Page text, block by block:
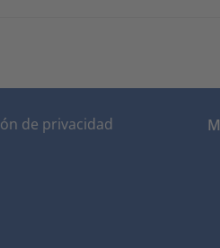
de privacidad